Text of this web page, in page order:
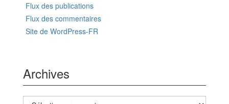
Flux des publications
Flux des commentaires
Site de WordPress-FR
Archives
Archives